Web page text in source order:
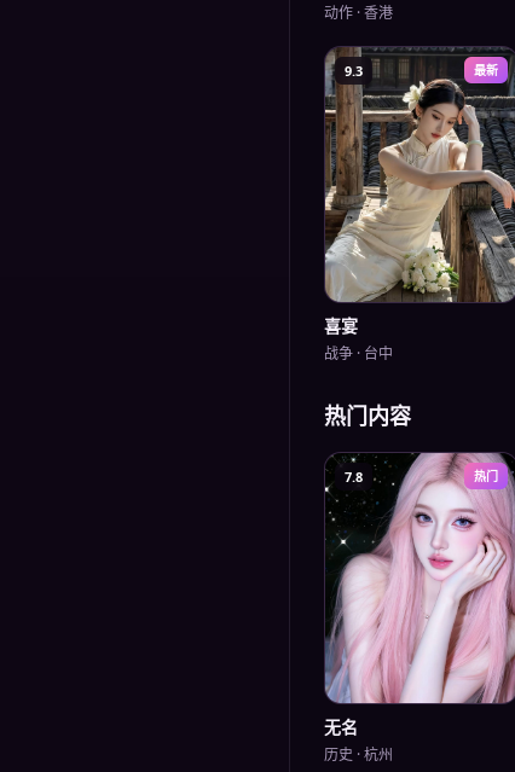
动作 ·香港
9.3 最新
喜宴
战争 · 台中
热门内容
7.8 热门
无名
历史 ·杭州